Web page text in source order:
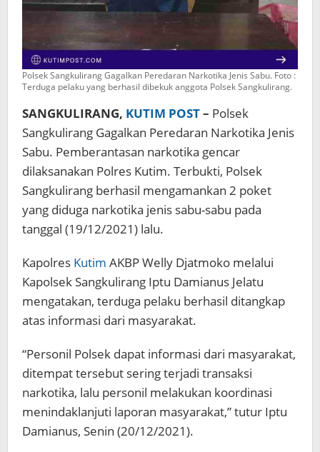
Polsek Sangkulirang Gagalkan Peredaran Narkotika Jenis Sabu. Foto :
Terduga pelaku yang berhasil dibekuk anggota Polsek Sangkulirang.
SANGKULIRANG, KUTIM POST– Polsek
Sangkulirang Gagalkan Peredaran Narkotika Jenis
Sabu. Pemberantasan narkotika gencar
dilaksanakan Polres Kutim. Terbukti, Polsek
Sangkulirang berhasil mengamankan 2 poket
yang diduga narkotika jenis sabu-sabu pada
tanggal (19/12/2021) lalu.
Kapolres Kutim AKBP Welly Djatmoko melalui
Kapolsek Sangkulirang Iptu Damianus Jelatu
mengatakan, terduga pelaku berhasil ditangkap
atas informasi dari masyarakat.
“Personil Polsek dapat informasi dari masyarakat,
ditempat tersebut sering terjadi transaksi
narkotika, lalu personil melakukan koordinasi
menindaklanjuti laporan masyarakat,” tutur Iptu
Damianus, Senin (20/12/2021).